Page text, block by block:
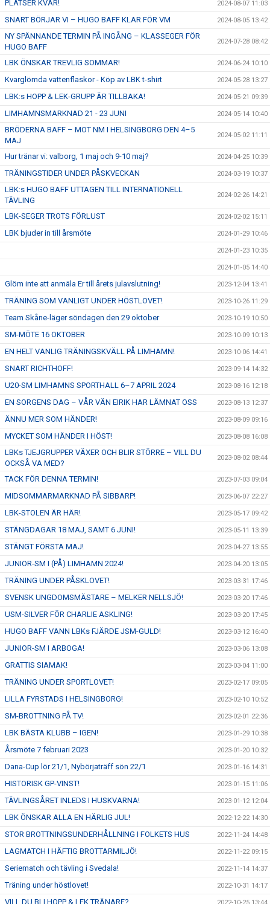
PLATSER KVAR! 2024-08-07 11:03
SNART BÖRJAR VI – HUGO BAFF KLAR FÖR VM 2024-08-05 13:42
NY SPÄNNANDE TERMIN PÅ INGÅNG – KLASSEGER FÖR
HUGO BAFF
2024-07-28 08:42
LBK ÖNSKAR TREVLIG SOMMAR! 2024-06-24 10:10
Kvarglömda vattenflaskor - Köp av LBK t-shirt 2024-05-28 13:27
LBK:s HOPP & LEK-GRUPP ÄR TILLBAKA! 2024-05-21 09:39
LIMHAMNSMARKNAD 21 - 23 JUNI 2024-05-14 10:40
BRÖDERNA BAFF – MOT NM I HELSINGBORG DEN 4–5
MAJ
2024-05-02 11:11
Hur tränar vi: valborg, 1 maj och 9-10 maj? 2024-04-25 10:39
TRÄNINGSTIDER UNDER PÅSKVECKAN 2024-03-19 10:37
LBK:s HUGO BAFF UTTAGEN TILL INTERNATIONELL
TÄVLING
2024-02-26 14:21
LBK-SEGER TROTS FÖRLUST 2024-02-02 15:11
LBK bjuder in till årsmöte 2024-01-29 10:46
2024-01-23 10:35
2024-01-05 14:40
Glöm inte att anmäla Er till årets julavslutning! 2023-12-04 13:41
TRÄNING SOM VANLIGT UNDER HÖSTLOVET! 2023-10-26 11:29
Team Skåne-läger söndagen den 29 oktober 2023-10-19 10:50
SM-MÖTE 16 OKTOBER 2023-10-09 10:13
EN HELT VANLIG TRÄNINGSKVÄLL PÅ LIMHAMN! 2023-10-06 14:41
SNART RICHTHOFF! 2023-09-14 14:32
U20-SM LIMHAMNS SPORTHALL 6–7 APRIL 2024 2023-08-16 12:18
EN SORGENS DAG – VÅR VÄN EIRIK HAR LÄMNAT OSS 2023-08-13 12:37
ÄNNU MER SOM HÄNDER! 2023-08-09 09:16
MYCKET SOM HÄNDER I HÖST! 2023-08-08 16:08
LBKs TJEJGRUPPER VÄXER OCH BLIR STÖRRE – VILL DU
OCKSÅ VA MED?
2023-08-02 08:44
TACK FÖR DENNA TERMIN! 2023-07-03 09:04
MIDSOMMARMARKNAD PÅ SIBBARP! 2023-06-07 22:27
LBK-STOLEN ÄR HÄR! 2023-05-17 09:42
STÄNGDAGAR 18 MAJ, SAMT 6 JUNI! 2023-05-11 13:39
STÄNGT FÖRSTA MAJ! 2023-04-27 13:55
JUNIOR-SM I (PÅ) LIMHAMN 2024! 2023-04-20 13:05
TRÄNING UNDER PÅSKLOVET! 2023-03-31 17:46
SVENSK UNGDOMSMÄSTARE – MELKER NELLSJÖ! 2023-03-20 17:46
USM-SILVER FÖR CHARLIE ASKLING! 2023-03-20 17:45
HUGO BAFF VANN LBKs FJÄRDE JSM-GULD! 2023-03-12 16:40
JUNIOR-SM I ARBOGA! 2023-03-06 13:08
GRATTIS SIAMAK! 2023-03-04 11:00
TRÄNING UNDER SPORTLOVET! 2023-02-17 09:05
LILLA FYRSTADS I HELSINGBORG! 2023-02-10 10:52
SM-BROTTNING PÅ TV! 2023-02-01 22:36
LBK BÄSTA KLUBB – IGEN! 2023-01-29 10:38
Årsmöte 7 februari 2023 2023-01-20 10:32
Dana-Cup lör 21/1, Nybörjaträff sön 22/1 2023-01-16 14:31
HISTORISK GP-VINST! 2023-01-15 11:06
TÄVLINGSÅRET INLEDS I HUSKVARNA! 2023-01-12 12:04
LBK ÖNSKAR ALLA EN HÄRLIG JUL! 2022-12-22 14:30
STOR BROTTNINGSUNDERHÅLLNING I FOLKETS HUS 2022-11-24 14:48
LAGMATCH I HÄFTIG BROTTARMILJÖ! 2022-11-22 09:15
Seriematch och tävling i Svedala! 2022-11-14 14:37
Träning under höstlovet! 2022-10-31 14:17
VILL DU BLI HOPP & LEK TRÄNARE?